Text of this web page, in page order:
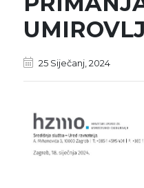
25 Siječanj, 2024